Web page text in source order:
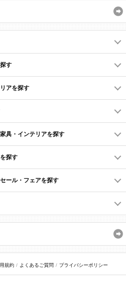
す
アを探す
具・インテリアを探す
探す
ール・フェアを探す
規約 よくあるご質問 プライバシーポリシー